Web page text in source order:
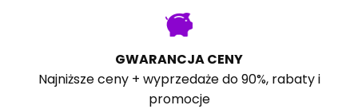
GWARANCJA CENY
Najniższe ceny + wyprzedaże do 90%, rabaty i
promocje